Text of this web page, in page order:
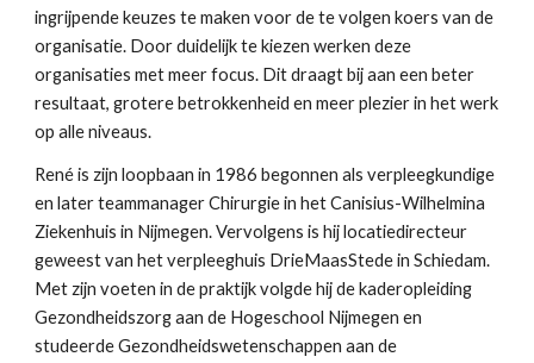
ingrijpende keuzes te maken voor de te volgen koers van de
organisatie. Door duidelijk te kiezen werken deze
organisaties met meer focus. Dit draagt bij aan een beter
resultaat, grotere betrokkenheid en meer plezier in het werk
op alle niveaus.
René is zijn loopbaan in 1986 begonnen als verpleegkundige
en later teammanager Chirurgie in het Canisius-Wilhelmina
Ziekenhuis in Nijmegen. Vervolgens is hij locatiedirecteur
geweest van het verpleeghuis DrieMaasStede in Schiedam.
Met zijn voeten in de praktijk volgde hij de kaderopleiding
Gezondheidszorg aan de Hogeschool Nijmegen en
studeerde Gezondheidswetenschappen aan de